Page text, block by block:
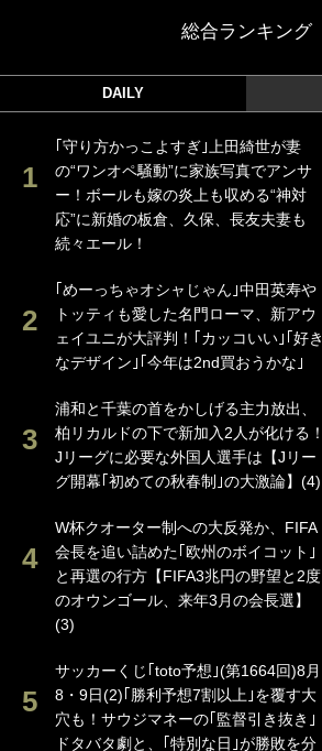
総合ランキング
DAILY
｢守り方かっこよすぎ｣上田綺世が妻
の“ワンオペ騒動”に家族写真でアンサ
ー！ボールも嫁の炎上も収める“神対
応”に新婚の板倉、久保、長友夫妻も
続々エール！
｢めーっちゃオシャじゃん｣中田英寿や
トッティも愛した名門ローマ、新アウ
ェイユニが大評判！｢カッコいい｣｢好き
なデザイン｣｢今年は2nd買おうかな｣
浦和と千葉の首をかしげる主力放出、
柏リカルドの下で新加入2人が化ける！
Jリーグに必要な外国人選手は【Jリー
グ開幕｢初めての秋春制｣の大激論】(4)
W杯クオーター制への大反発か、FIFA
会長を追い詰めた｢欧州のボイコット｣
と再選の行方【FIFA3兆円の野望と2度
のオウンゴール、来年3月の会長選】
(3)
サッカーくじ｢toto予想｣(第1664回)8月
8・9日(2)｢勝利予想7割以上｣を覆す大
穴も！サウジマネーの｢監督引き抜き｣
ドタバタ劇と、｢特別な日｣が勝敗を分